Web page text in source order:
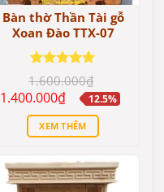
Bàn thờ Thần Tài gỗ
Xoan Đào TTX-07
Được xếp
hạng55
sao
1.600.000₫
Giá
gốc
1.600.000₫.
1.400.000₫Giá
hiện
tại
là:
1.400.000₫.
12.5%
XEM THÊM